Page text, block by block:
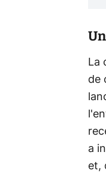
La
de
a
et,